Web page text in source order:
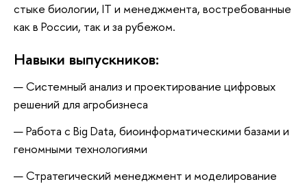
стыке биологии, IT и менеджмента, востребованные
как в России, так и за рубежом.
Навыки выпускников:
Системный анализ и проектирование цифровых
решений для агробизнеса
Работа с Big Data, биоинформатическими базами и
геномными технологиями
Стратегический менеджмент и моделирование